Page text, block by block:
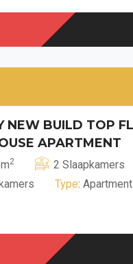
NEW BUILD TOP
APARTMENT
2
2 Slaapkamers
Type: Apartment